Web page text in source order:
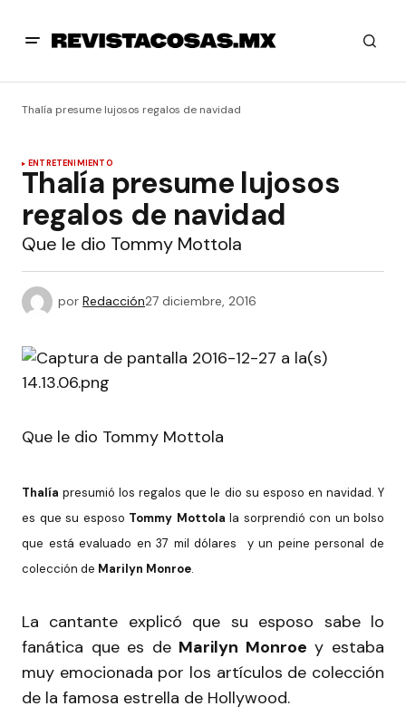
Thalía presume lujosos regalos de navidad
ENTRETENIMIENTO
Thalía presume lujosos
regalos de navidad
Que le dio Tommy Mottola
por Redacción27 diciembre, 2016
Que le dio Tommy Mottola
Thalíapresumió los regalos que le dio su esposo en navidad. Y
es que su esposo Tommy Mottola la sorprendió con un bolso
que está evaluado en 37 mil dólares y un peine personal de
colección de Marilyn Monroe.
La cantante explicó que su esposo sabe lo
fanática que es de Marilyn Monroe y estaba
muy emocionada por los artículos de colección
de la famosa estrella de Hollywood.